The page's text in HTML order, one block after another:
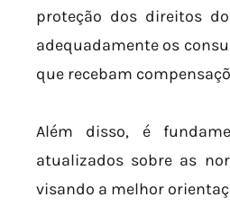
proteção dos direitos
adequadamente os
que recebam
Além disso, é
atualizados sobre as
visando a melhor